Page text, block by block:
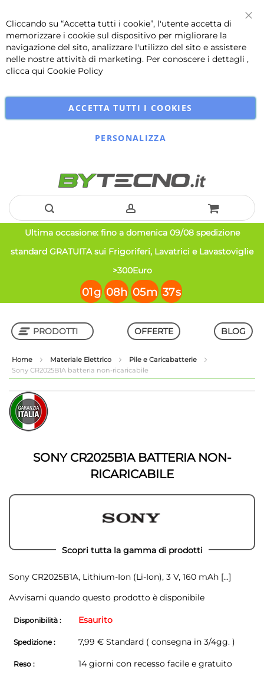
Cliccando su “Accetta tutti i cookie”, l'utente accetta di
memorizzare i cookie sul dispositivo per migliorare la
navigazione del sito, analizzare l'utilizzo del sito e assistere
nelle nostre attività di marketing. Per conoscere i dettagli ,
clicca qui Cookie Policy
ACCETTA TUTTI I COOKIES
PERSONALIZZA
Salta
al
Ultima occasione: fino a domenica 09/08 spedizione
standard GRATUITA sui Frigoriferi, Lavatrici e Lavastoviglie
>300Euro
01g 08h 05m 37s
PRODOTTI
Shop in Shop
OFFERTE BLOG
Home Materiale Elettrico
Pile e Caricabatterie
Sony CR2025B1A batteria non-ricaricabile
Vai
alla
fine
della
Vai
all'inizio
della
galleria
immaginiSONY CR2025B1A BATTERIA NON-
RICARICABILE
Scopri tutta la gamma di prodotti
Sony CR2025B1A, Lithium-Ion (Li-Ion), 3 V, 160 mAh [...]
Avvisami quando questo prodotto è disponibile
Disponibilità : Esaurito
Spedizione : 7,99 € Standard ( consegna in 3/4gg. )
Reso : 14 giorni con recesso facile e gratuito